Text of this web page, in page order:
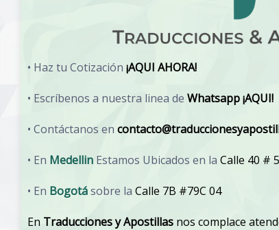
• Haz tu Cotización ¡AQUI AHORA!
• Escríbenos a nuestra linea de Whatsapp ¡AQUI!
• Contáctanos en
• En Medellin Estamos Ubicados en la Calle 40 #
• En Bogotásobre la Calle 7B #79C 04
En Traducciones y Apostillas nos complace